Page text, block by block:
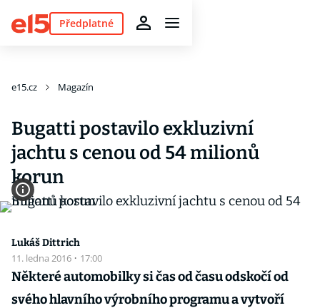
Předplatné
e15.cz Magazín
Bugatti postavilo exkluzivní
jachtu s cenou od 54 milionů
korun
Lukáš Dittrich
11. ledna 2016 · 17:00
Některé automobilky si čas od času odskočí od
svého hlavního výrobního programu a vytvoří